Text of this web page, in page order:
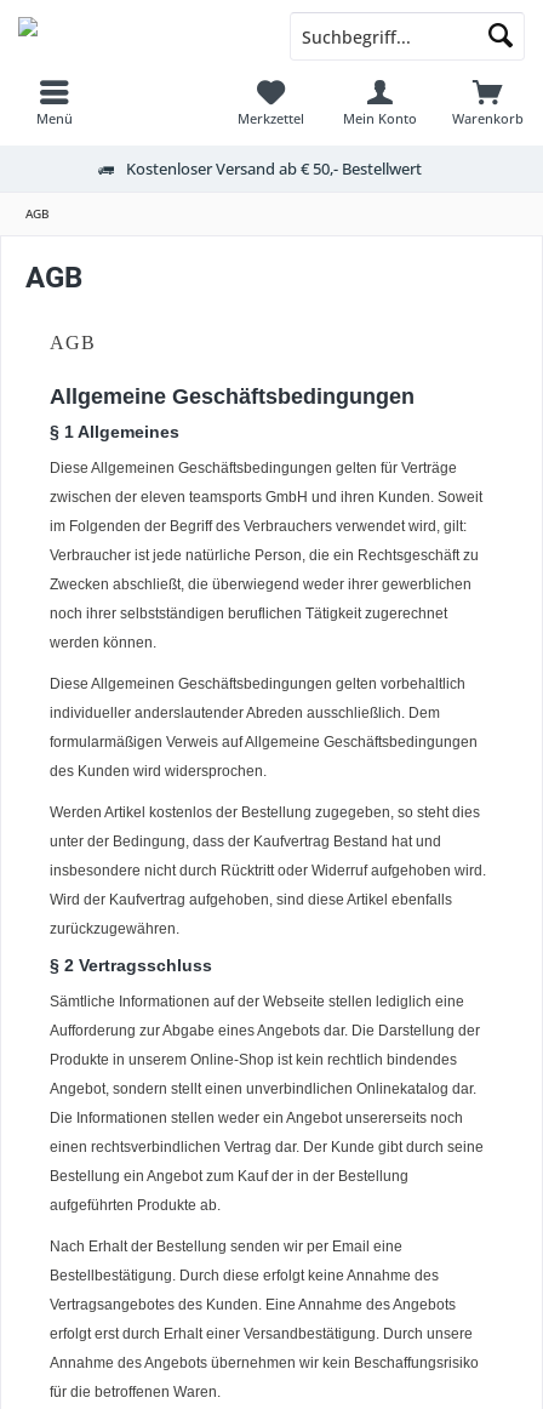
Menü Warenkorb
Merkzettel Mein Konto
Kostenloser Versand ab € 50,- Bestellwert
AGB
AGB
AGB
Allgemeine Geschäftsbedingungen
§ 1 Allgemeines
Diese Allgemeinen Geschäftsbedingungen gelten für Verträge
zwischen der eleven teamsports GmbH und ihren Kunden. Soweit
im Folgenden der Begriff des Verbrauchers verwendet wird, gilt:
Verbraucher ist jede natürliche Person, die ein Rechtsgeschäft zu
Zwecken abschließt, die überwiegend weder ihrer gewerblichen
noch ihrer selbstständigen beruflichen Tätigkeit zugerechnet
werden können.
Diese Allgemeinen Geschäftsbedingungen gelten vorbehaltlich
individueller anderslautender Abreden ausschließlich. Dem
formularmäßigen Verweis auf Allgemeine Geschäftsbedingungen
des Kunden wird widersprochen.
Werden Artikel kostenlos der Bestellung zugegeben, so steht dies
unter der Bedingung, dass der Kaufvertrag Bestand hat und
insbesondere nicht durch Rücktritt oder Widerruf aufgehoben wird.
Wird der Kaufvertrag aufgehoben, sind diese Artikel ebenfalls
zurückzugewähren.
§ 2 Vertragsschluss
Sämtliche Informationen auf der Webseite stellen lediglich eine
Aufforderung zur Abgabe eines Angebots dar. Die Darstellung der
Produkte in unserem Online-Shop ist kein rechtlich bindendes
Angebot, sondern stellt einen unverbindlichen Onlinekatalog dar.
Die Informationen stellen weder ein Angebot unsererseits noch
einen rechtsverbindlichen Vertrag dar. Der Kunde gibt durch seine
Bestellung ein Angebot zum Kauf der in der Bestellung
aufgeführten Produkte ab.
Nach Erhalt der Bestellung senden wir per Email eine
Bestellbestätigung. Durch diese erfolgt keine Annahme des
Vertragsangebotes des Kunden. Eine Annahme des Angebots
erfolgt erst durch Erhalt einer Versandbestätigung. Durch unsere
Annahme des Angebots übernehmen wir kein Beschaffungsrisiko
für die betroffenen Waren.